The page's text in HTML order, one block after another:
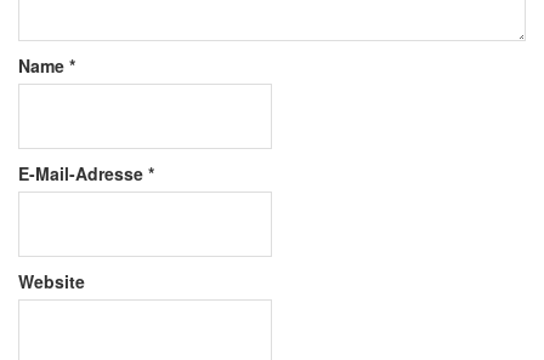
Name *
E-Mail-Adresse *
Website